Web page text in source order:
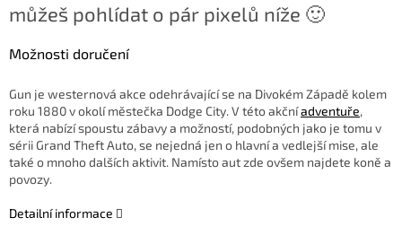
můžeš pohlídat o pár pixelů níže 🙂
Možnosti doručení
Gun je westernová akce odehrávající se na Divokém Západě kolem
roku 1880 v okolí městečka Dodge City. V této akčníadventuře,
která nabízí spoustu zábavy a možností, podobných jako je tomu v
sérii Grand Theft Auto, se nejedná jen o hlavní a vedlejší mise, ale
také o mnoho dalších aktivit. Namísto aut zde ovšem najdete koně a
povozy.
Detailní informace